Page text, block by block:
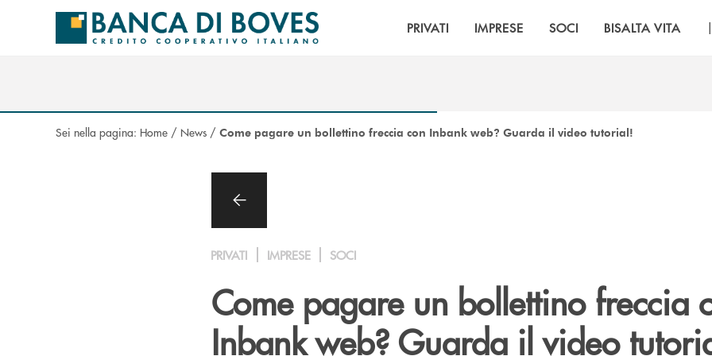
Salta al contenuto principale
PRIVATI IMPRESE SOCI BISALTA VITA |
Sei nella pagina: Home / News / Come pagare un bollettino freccia con Inbank web? Guarda il video tutorial!
PRIVATI IMPRESE SOCI
Come pagare un bollettino freccia
Inbank web? Guarda il video